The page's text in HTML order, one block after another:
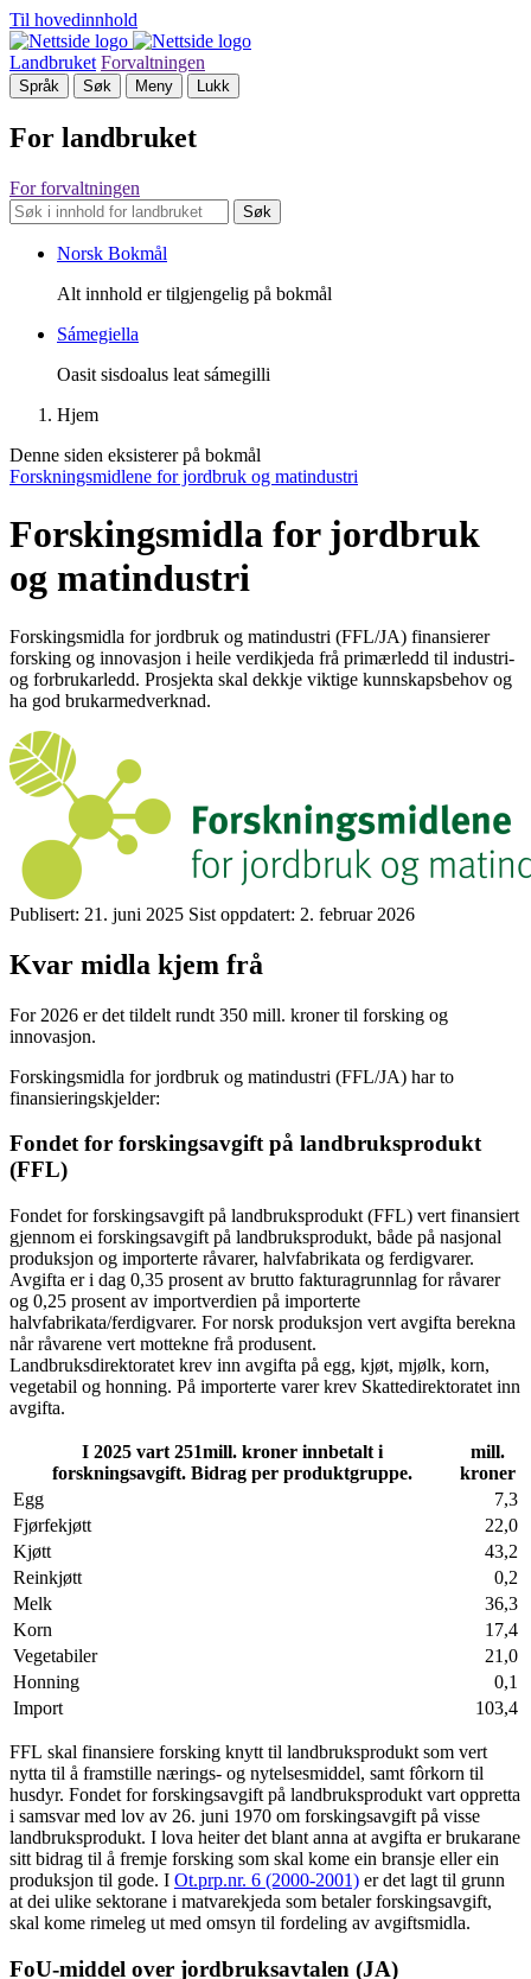
Til hovedinnhold
Landbruket Forvaltningen
Språk Søk Meny Lukk
For landbruket
For forvaltningen
Søk
Norsk Bokmål
Alt innhold er tilgjengelig på bokmål
Sámegiella
Oasit sisdoalus leat sámegilli
Hjem
Denne siden eksisterer på bokmål
Forskningsmidlene for jordbruk og matindustri
Forskingsmidla for jordbruk
og matindustri
Forskingsmidla for jordbruk og matindustri (FFL/JA) finansierer
forsking og innovasjon i heile verdikjeda frå primærledd til industri-
og forbrukarledd. Prosjekta skal dekkje viktige kunnskapsbehov og
ha god brukarmedverknad.
Publisert: 21. juni 2025 Sist oppdatert: 2. februar 2026
Kvar midla kjem frå
For 2026 er det tildelt rundt 350 mill. kroner til forsking og
innovasjon.
Forskingsmidla for jordbruk og matindustri (FFL/JA) har to
finansieringskjelder:
Fondet for forskingsavgift på landbruksprodukt
(FFL)
Fondet for forskingsavgift på landbruksprodukt (FFL) vert finansiert
gjennom ei forskingsavgift på landbruksprodukt, både på nasjonal
produksjon og importerte råvarer, halvfabrikata og ferdigvarer.
Avgifta er i dag 0,35 prosent av brutto fakturagrunnlag for råvarer
og 0,25 prosent av importverdien på importerte
halvfabrikata/ferdigvarer. For norsk produksjon vert avgifta berekna
når råvarene vert mottekne frå produsent.
Landbruksdirektoratet krev inn avgifta på egg, kjøt, mjølk, korn,
vegetabil og honning. På importerte varer krev Skattedirektoratet inn
avgifta.
I 2025 vart 251mill. kroner innbetalt i
forskningsavgift. Bidrag per produktgruppe.
mill.
kroner
Egg
7,3
Fjørfekjøtt
22,0
Kjøtt
43,2
Reinkjøtt
0,2
Melk
36,3
Korn
17,4
Vegetabiler
21,0
Honning
0,1
Import
103,4
FFL skal finansiere forsking knytt til landbruksprodukt som vert
nytta til å framstille nærings- og nytelsesmiddel, samt fôrkorn til
husdyr. Fondet for forskingsavgift på landbruksprodukt vart oppretta
i samsvar med lov av 26. juni 1970 om forskingsavgift på visse
landbruksprodukt. I lova heiter det blant anna at avgifta er brukarane
sitt bidrag til å fremje forsking som skal kome ein bransje eller ein
produksjon til gode. I Ot.prp.nr. 6 (2000-2001) er det lagt til grunn
at dei ulike sektorane i matvarekjeda som betaler forskingsavgift,
skal kome rimeleg ut med omsyn til fordeling av avgiftsmidla.
FoU-middel over jordbruksavtalen (JA)